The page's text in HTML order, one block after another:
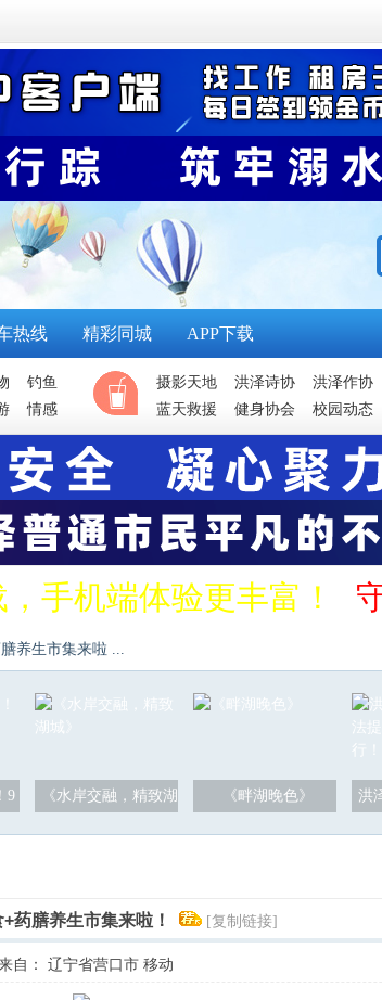
热线 精彩同城 APP下载
钓鱼
情感
摄影天地 洪泽诗协
洪泽作协
蓝天救援
健身协会 校园动态
手机端体验更丰富！
养生市集来啦 ...
9 《水岸交融，精致湖 《畔湖晚色》 洪
药膳养生市集来啦！ [复制链接]
自： 辽宁省营口市 移动